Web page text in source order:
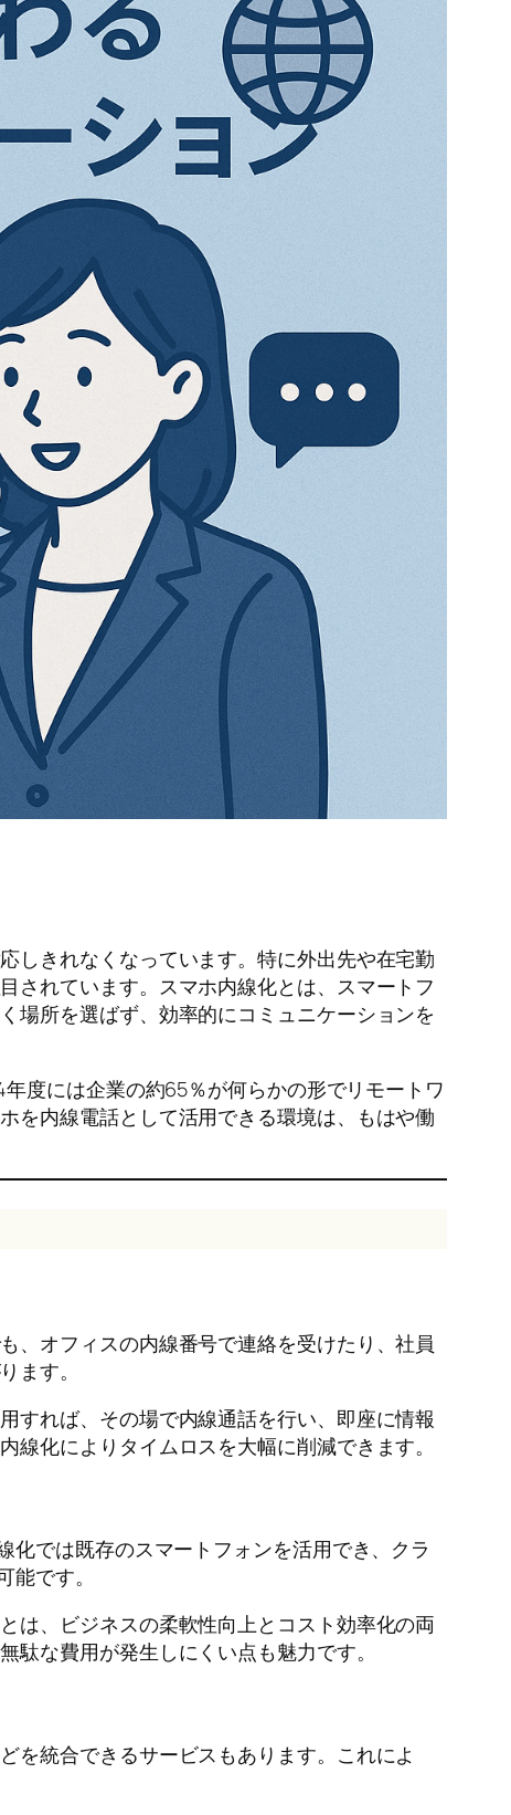
しきれなくなっています。特に外出先や在宅勤
されています。スマホ内線化とは、スマートフ
場所を選ばず、効率的にコミュニケーションを
度には企業の約65％が何らかの形でリモートワ
を内線電話として活用できる環境は、もはや働
、オフィスの内線番号で連絡を受けたり、社員
ます。
すれば、その場で内線通話を行い、即座に情報
化によりタイムロスを大幅に削減できます。
化では既存のスマートフォンを活用でき、クラ
です。
は、ビジネスの柔軟性向上とコスト効率化の両
な費用が発生しにくい点も魅力です。
を統合できるサービスもあります。これによ